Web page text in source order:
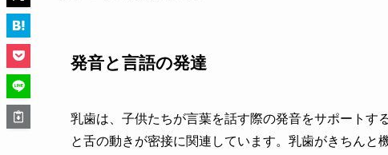
発音と言語の発達
乳歯は、子供たちが言葉を話す際の発音をサポートす
と舌の動きが密接に関連しています。乳歯がきちん